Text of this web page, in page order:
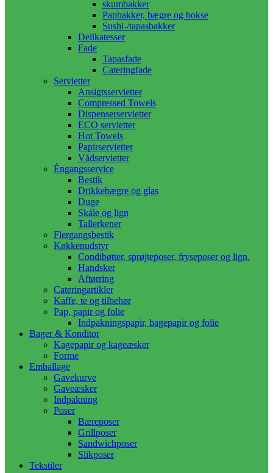
skumbakker
Papbakker, bægre og bokse
Sushi-/tapasbakker
Delikatesser
Fade
Tapasfade
Cateringfade
Servietter
Ansigtsservietter
Compressed Towels
Dispenserservietter
ECO servietter
Hot Towels
Papirservietter
Vådservietter
Éngangsservice
Bestik
Drikkebægre og glas
Duge
Skåle og lign
Tallerkener
Flergangsbestik
Køkkenudstyr
Condibøtter, sprøjteposer, fryseposer og lign.
Handsker
Aftørring
Cateringartikler
Kaffe, te og tilbehør
Pap, papir og folie
Indpakningspapir, bagepapir og folie
Bager & Konditor
Kagepapir og kageæsker
Forme
Emballage
Gavekurve
Gaveæsker
Indpakning
Poser
Bæreposer
Grillposer
Sandwichposer
Slikposer
Tekstiler